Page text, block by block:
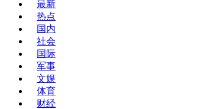
最新
热点
国内
社会
国际
军事
文娱
体育
财经